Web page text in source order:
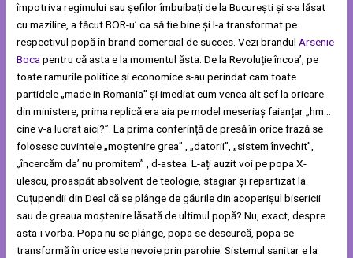
împotriva regimului sau șefilor îmbuibați de la București și s-a lăsat
cu mazilire, a făcut BOR-u’ ca să fie bine și l-a transformat pe
respectivul popă în brand comercial de succes. Vezi brandulArsenie
Bocapentru că asta e la momentul ăsta. De la Revoluție încoa’, pe
toate ramurile politice și economice s-au perindat cam toate
partidele „made in Romania” și imediat cum venea alt șef la oricare
din ministere, prima replică era aia pe model meseriaș faianțar „hm…
cine v-a lucrat aici?”. La prima conferință de presă în orice frază se
folosesc cuvintele „moștenire grea” , „datorii”, „sistem învechit”,
„încercăm da’ nu promitem” , d-astea. L-ați auzit voi pe popa X-
ulescu, proaspăt absolvent de teologie, stagiar și repartizat la
Cuțupendii din Deal că se plânge de găurile din acoperișul bisericii
sau de greaua moștenire lăsată de ultimul popă? Nu, exact, despre
asta-i vorba. Popa nu se plânge, popa se descurcă, popa se
transformă în orice este nevoie prin parohie. Sistemul sanitar e la